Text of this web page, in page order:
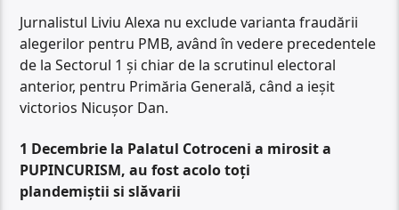
Jurnalistul Liviu Alexa nu exclude varianta fraudării
alegerilor pentru PMB, având în vedere precedentele
de la Sectorul 1 și chiar de la scrutinul electoral
anterior, pentru Primăria Generală, când a ieșit
victorios Nicușor Dan.
1 Decembrie la Palatul Cotroceni a mirosit a
PUPINCURISM, au fost acolo toți
plandemiștii si slăvarii